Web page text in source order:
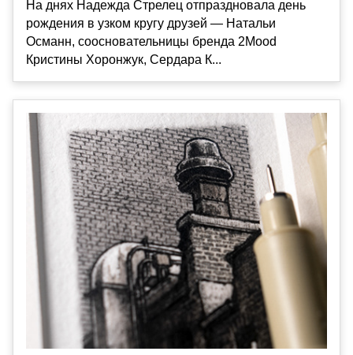
На днях Надежда Стрелец отпраздновала день
рождения в узком кругу друзей — Натальи
Османн, соосновательницы бренда 2Mood
Кристины Хоронжук, Сердара К...